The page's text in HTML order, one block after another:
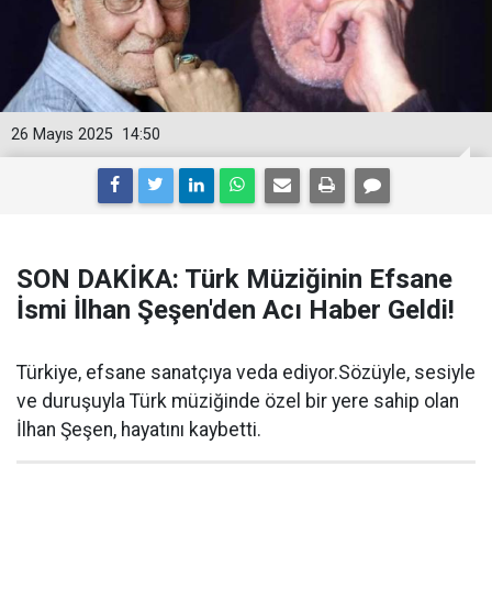
14:50
26 Mayıs 2025
SON DAKİKA: Türk Müziğinin Efsane
İsmi İlhan Şeşen'den Acı Haber Geldi!
Türkiye, efsane sanatçıya veda ediyor.Sözüyle, sesiyle
ve duruşuyla Türk müziğinde özel bir yere sahip olan
İlhan Şeşen, hayatını kaybetti.